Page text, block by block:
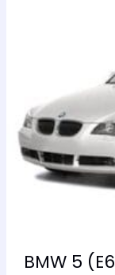
BMW 5